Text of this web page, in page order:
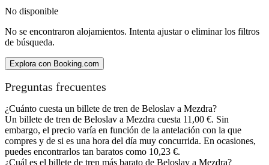
No disponible
No se encontraron alojamientos. Intenta ajustar o eliminar los filtros
de búsqueda.
Explora con Booking.com
Preguntas frecuentes
¿Cuánto cuesta un billete de tren de Beloslav a Mezdra?
Un billete de tren de Beloslav a Mezdra cuesta 11,00 €. Sin
embargo, el precio varía en función de la antelación con la que
compres y de si es una hora del día muy concurrida. En ocasiones,
puedes encontrarlos tan baratos como 10,23 €.
¿Cuál es el billete de tren más barato de Beloslav a Mezdra?